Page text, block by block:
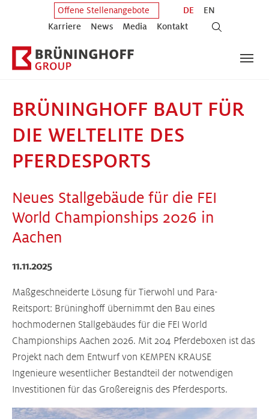
Zum Hauptinhalt springen
Zum Fuß der Seite springen
Offene Stellenangebote
Karriere
News Media Kontakt
DE EN
BRÜNINGHOFF BAUT FÜR
DIE WELTELITE DES
PFERDESPORTS
Neues Stallgebäude für die FEI
World Championships 2026 in
Aachen
11.11.2025
Maßgeschneiderte Lösung für Tierwohl und Para-
Reitsport: Brüninghoff übernimmt den Bau eines
hochmodernen Stallgebäudes für die FEI World
Championships Aachen 2026. Mit 204 Pferdeboxen ist das
Projekt nach dem Entwurf von KEMPEN KRAUSE
Ingenieure wesentlicher Bestandteil der notwendigen
Investitionen für das Großereignis des Pferdesports.